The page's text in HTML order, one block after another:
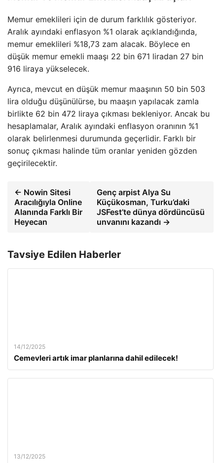
Memur emeklileri için de durum farklılık gösteriyor.
Aralık ayındaki enflasyon %1 olarak açıklandığında,
memur emeklileri %18,73 zam alacak. Böylece en
düşük memur emekli maaşı 22 bin 671 liradan 27 bin
916 liraya yükselecek.
Ayrıca, mevcut en düşük memur maaşının 50 bin 503
lira olduğu düşünülürse, bu maaşın yapılacak zamla
birlikte 62 bin 472 liraya çıkması bekleniyor. Ancak bu
hesaplamalar, Aralık ayındaki enflasyon oranının %1
olarak belirlenmesi durumunda geçerlidir. Farklı bir
sonuç çıkması halinde tüm oranlar yeniden gözden
geçirilecektir.
← Nowin Sitesi
Aracılığıyla Online
Alanında Farklı Bir
Heyecan
Genç arpist Alya Su
Küçükosman, Turku’daki
JSFest’te dünya dördüncüsü
unvanını kazandı →
Tavsiye Edilen Haberler
14/12/2025
Cemevleri artık imar planlarına dahil edilecek!
13/12/2025